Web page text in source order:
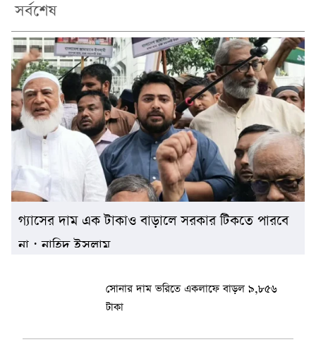
সর্বশেষ
গ্যাসের দাম এক টাকাও বাড়ালে সরকার টিকতে পারবে
না : নাহিদ ইসলাম
সোনার দাম ভরিতে একলাফে বাড়ল ৯,৮৫৬
টাকা